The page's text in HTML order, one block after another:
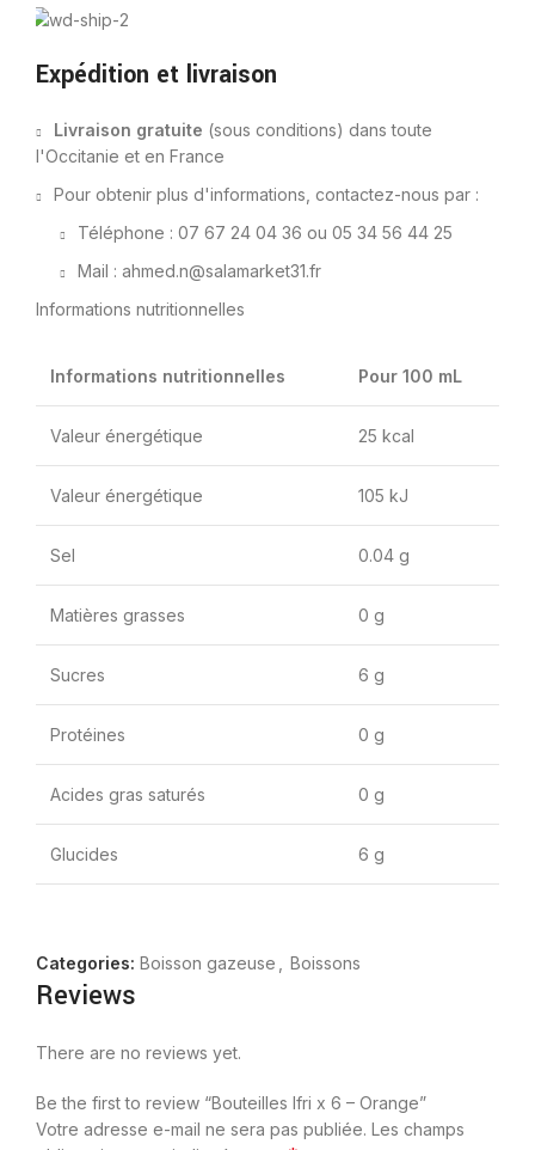
Expédition et livraison
Livraison gratuite (sous conditions) dans toute
l'Occitanie et en France
Pour obtenir plus d'informations, contactez-nous par :
Téléphone : 07 67 24 04 36 ou 05 34 56 44 25
Mail : ahmed.n@salamarket31.fr
Informations nutritionnelles
Informations nutritionnelles Pour 100 mL
Valeur énergétique 25 kcal
Valeur énergétique 105 kJ
Sel 0.04 g
Matières grasses 0 g
Sucres 6 g
Protéines 0 g
Acides gras saturés 0 g
Glucides 6 g
Categories: Boisson gazeuse Boissons
Reviews
There are no reviews yet.
Be the first to review “Bouteilles Ifri x 6 – Orange”
Votre adresse e-mail ne sera pas publiée. Les champs